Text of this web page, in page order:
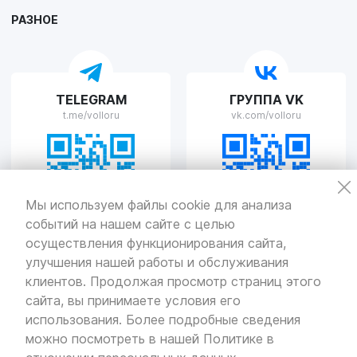
Мы используем файлы cookie для анализа
событий на нашем сайте с целью
осуществления функционирования сайта,
улучшения нашей работы и обслуживания
клиентов. Продолжая просмотр страниц этого
сайта, вы принимаете условия его
использования. Более подробные сведения
можно посмотреть в нашей Политике в
VOLLO Рязань
г. Рязань, улица Островского, д.109/2
Пн-Пт с 9:00 до 20:00, Сб-Вс выходной
VOLLO Тверь
г. Тверь, проспект Николая Корыткова, 17А
Пн-Пт с 9:00 до 19:00 Сб-Вс с 10:00 до 19:00
РАЗНОЕ
TELEGRAM
t.me/volloru
ГРУППА VK
vk.com/volloru
© Все права защищены. Информация сайта защищена законом
об авторских правах.
Политикаконфиденциальности
Разработкаи продвижение — «SeoOlimp»